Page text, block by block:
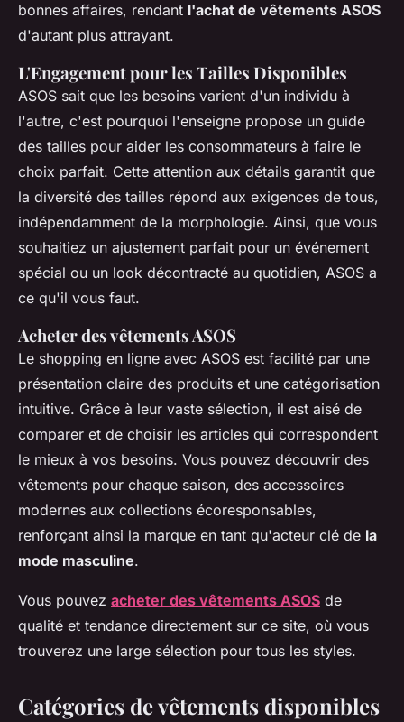
bonnes affaires, rendant l'achat de vêtements ASOS
d'autant plus attrayant.
L'Engagement pour les Tailles Disponibles
ASOS sait que les besoins varient d'un individu à
l'autre, c'est pourquoi l'enseigne propose un guide
des tailles pour aider les consommateurs à faire le
choix parfait. Cette attention aux détails garantit que
la diversité des tailles répond aux exigences de tous,
indépendamment de la morphologie. Ainsi, que vous
souhaitiez un ajustement parfait pour un événement
spécial ou un look décontracté au quotidien, ASOS a
ce qu'il vous faut.
Acheter des vêtements ASOS
Le shopping en ligne avec ASOS est facilité par une
présentation claire des produits et une catégorisation
intuitive. Grâce à leur vaste sélection, il est aisé de
comparer et de choisir les articles qui correspondent
le mieux à vos besoins. Vous pouvez découvrir des
vêtements pour chaque saison, des accessoires
modernes aux collections écoresponsables,
renforçant ainsi la marque en tant qu'acteur clé de la
mode masculine.
Vous pouvez acheter des vêtements ASOS de
qualité et tendance directement sur ce site, où vous
trouverez une large sélection pour tous les styles.
Catégories de vêtements disponibles